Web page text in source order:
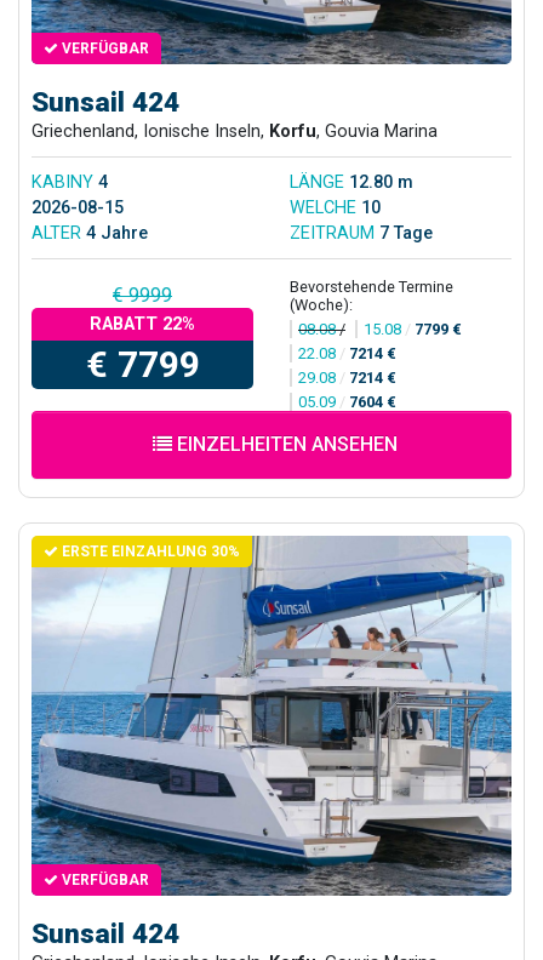
VERFÜGBAR
Sunsail 424
Griechenland, Ionische Inseln, Korfu, Gouvia Marina
KABINY 4 LÄNGE 12.80 m
2026-08-15
WELCHE 10
ALTER 4 Jahre ZEITRAUM 7 Tage
€ 9999
RABATT 22%
€ 7799
Bevorstehende Termine
(Woche):
08.08/ 15.08 / 7799 €
22.08 / 7214 €
29.08 / 7214 €
05.09 / 7604 €
EINZELHEITEN ANSEHEN
ERSTE EINZAHLUNG 30%
VERFÜGBAR
Sunsail 424